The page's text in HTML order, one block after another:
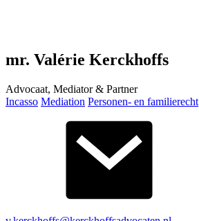
mr. Valérie Kerckhoffs
Advocaat, Mediator & Partner
Incasso Mediation Personen- en familierecht